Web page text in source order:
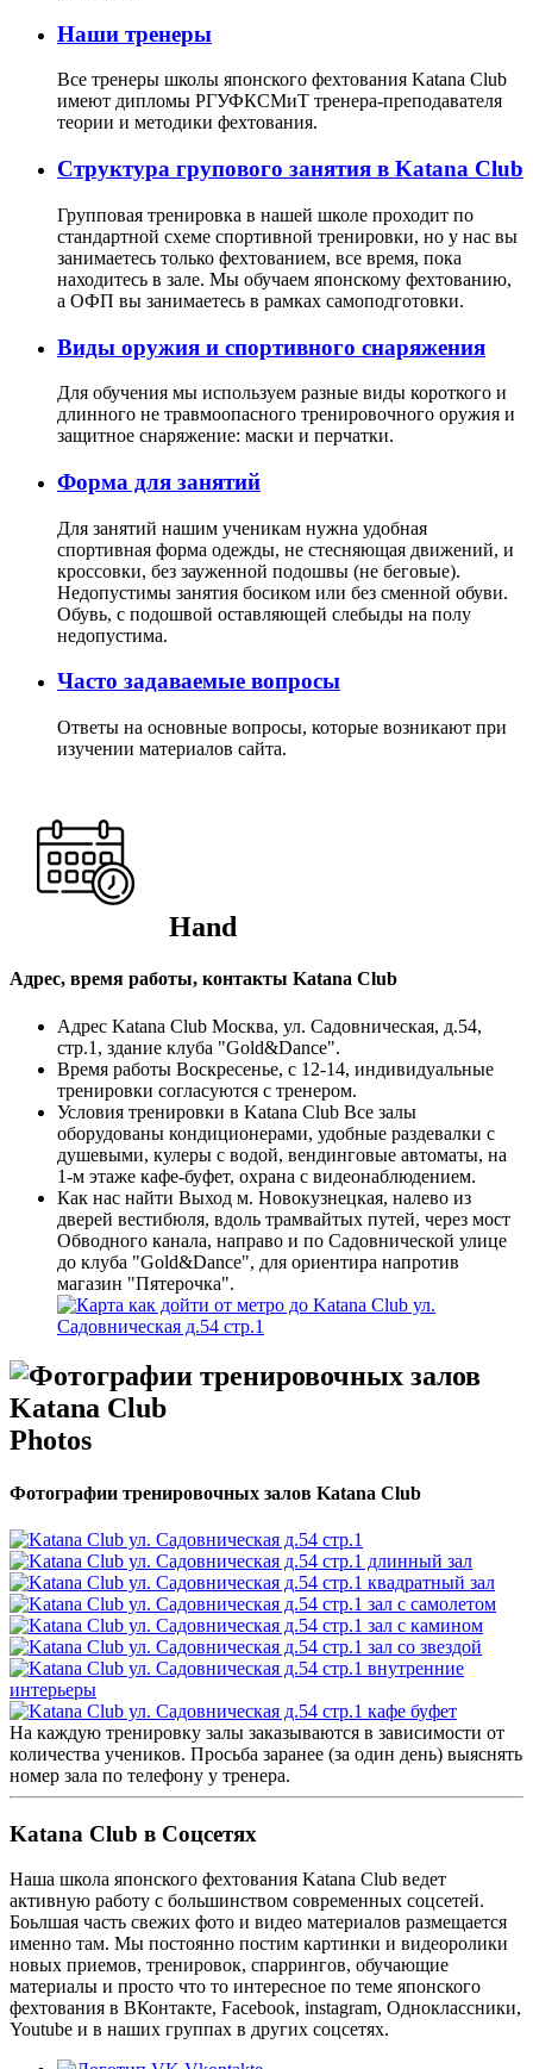
Наши тренеры
Все тренеры школы японского фехтования Katana Club
имеют дипломы РГУФКСМиТ тренера-преподавателя
теории и методики фехтования.
Структура групового занятия в Katana Club
Групповая тренировка в нашей школе проходит по
стандартной схеме спортивной тренировки, но у нас вы
занимаетесь только фехтованием, все время, пока
находитесь в зале. Мы обучаем японскому фехтованию,
а ОФП вы занимаетесь в рамках самоподготовки.
Виды оружия и спортивного снаряжения
Для обучения мы используем разные виды короткого и
длинного не травмоопасного тренировочного оружия и
защитное снаряжение: маски и перчатки.
Форма для занятий
Для занятий нашим ученикам нужна удобная
спортивная форма одежды, не стесняющая движений, и
кроссовки, без зауженной подошвы (не беговые).
Недопустимы занятия босиком или без сменной обуви.
Обувь, с подошвой оставляющей слебыды на полу
недопустима.
Часто задаваемые вопросы
Ответы на основные вопросы, которые возникают при
изучении материалов сайта.
Hand
Адрес, время работы, контакты Katana Club
Адрес Katana Club Москва, ул. Садовническая, д.54,
стр.1, здание клуба "Gold&Dance".
Время работы Воскресенье, с 12-14, индивидуальные
тренировки согласуются с тренером.
Условия тренировки в Katana Club Все залы
оборудованы кондиционерами, удобные раздевалки с
душевыми, кулеры с водой, вендинговые автоматы, на
1-м этаже кафе-буфет, охрана с видеонаблюдением.
Как нас найти Выход м. Новокузнецкая, налево из
дверей вестибюля, вдоль трамвайтых путей, через мост
Обводного канала, направо и по Садовнической улице
до клуба "Gold&Dance", для ориентира напротив
магазин "Пятерочка".
Photos
Фотографии тренировочных залов Katana Club
На каждую тренировку залы заказываются в зависимости от
количества учеников. Просьба заранее (за один день) выяснять
номер зала по телефону у тренера.
Katana Club в Соцсетях
Наша школа японского фехтования Katana Club ведет
активную работу с большинством современных соцсетей.
Боьлшая часть свежих фото и видео материалов размещается
именно там. Мы постоянно постим картинки и видеоролики
новых приемов, тренировок, спаррингов, обучающие
материалы и просто что то интересное по теме японского
фехтования в ВКонтакте, Facebook, instagram, Одноклассники,
Youtube и в наших группах в других соцсетях.